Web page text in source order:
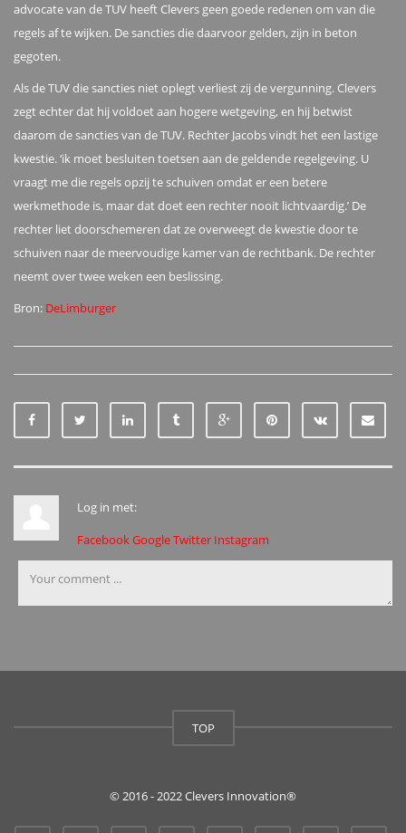
advocate van de TUV heeft Clevers geen goede redenen om van die
regels af te wijken. De sancties die daarvoor gelden, zijn in beton
gegoten.
Als de TUV die sancties niet oplegt verliest zij de vergunning. Clevers
zegt echter dat hij voldoet aan hogere wetgeving, en hij betwist
daarom de sancties van de TUV. Rechter Jacobs vindt het een lastige
kwestie. ‘ik moet besluiten toetsen aan de geldende regelgeving. U
vraagt me die regels opzij te schuiven omdat er een betere
werkmethode is, maar dat doet een rechter nooit lichtvaardig.’ De
rechter liet doorschemeren dat ze overweegt de kwestie door te
schuiven naar de meervoudige kamer van de rechtbank. De rechter
neemt over twee weken een beslissing.
Bron: DeLimburger
Log in met:
FacebookGoogleTwitter Instagram
TOP
© 2016 - 2022 Clevers Innovation®